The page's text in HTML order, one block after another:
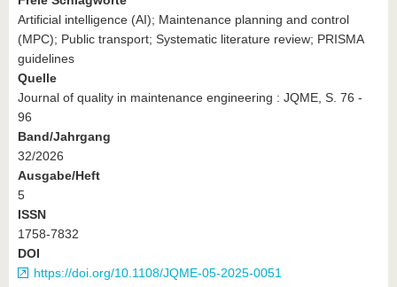
Artificial intelligence (AI); Maintenance planning and control
(MPC); Public transport; Systematic literature review; PRISMA
guidelines
Quelle
Journal of quality in maintenance engineering : JQME, S. 76 -
96
Band/Jahrgang
32/2026
Ausgabe/Heft
5
ISSN
1758-7832
DOI
https://doi.org/10.1108/JQME-05-2025-0051